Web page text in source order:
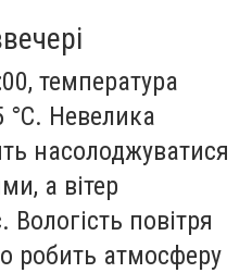
температура
°С. Невелика
насолоджуватися
а вітер
повітря
робить атмосферу